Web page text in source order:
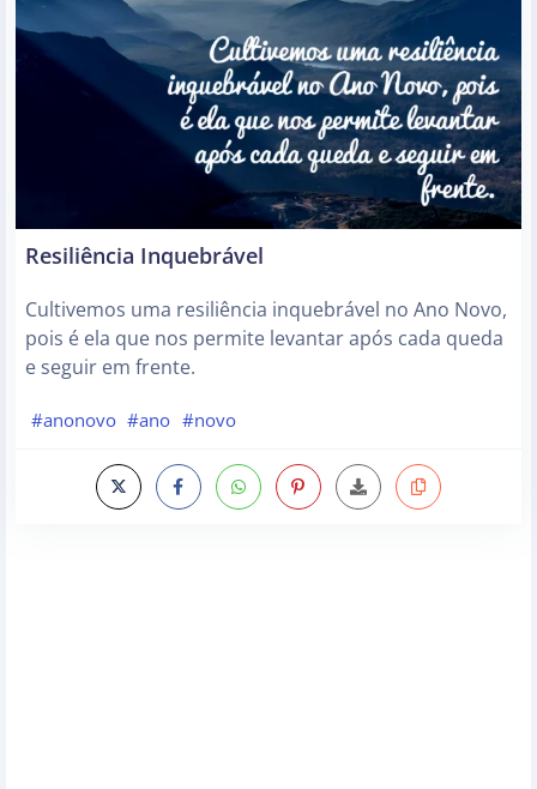
Resiliência Inquebrável
Cultivemos uma resiliência inquebrável no Ano Novo,
pois é ela que nos permite levantar após cada queda
e seguir em frente.
#anonovo #ano #novo